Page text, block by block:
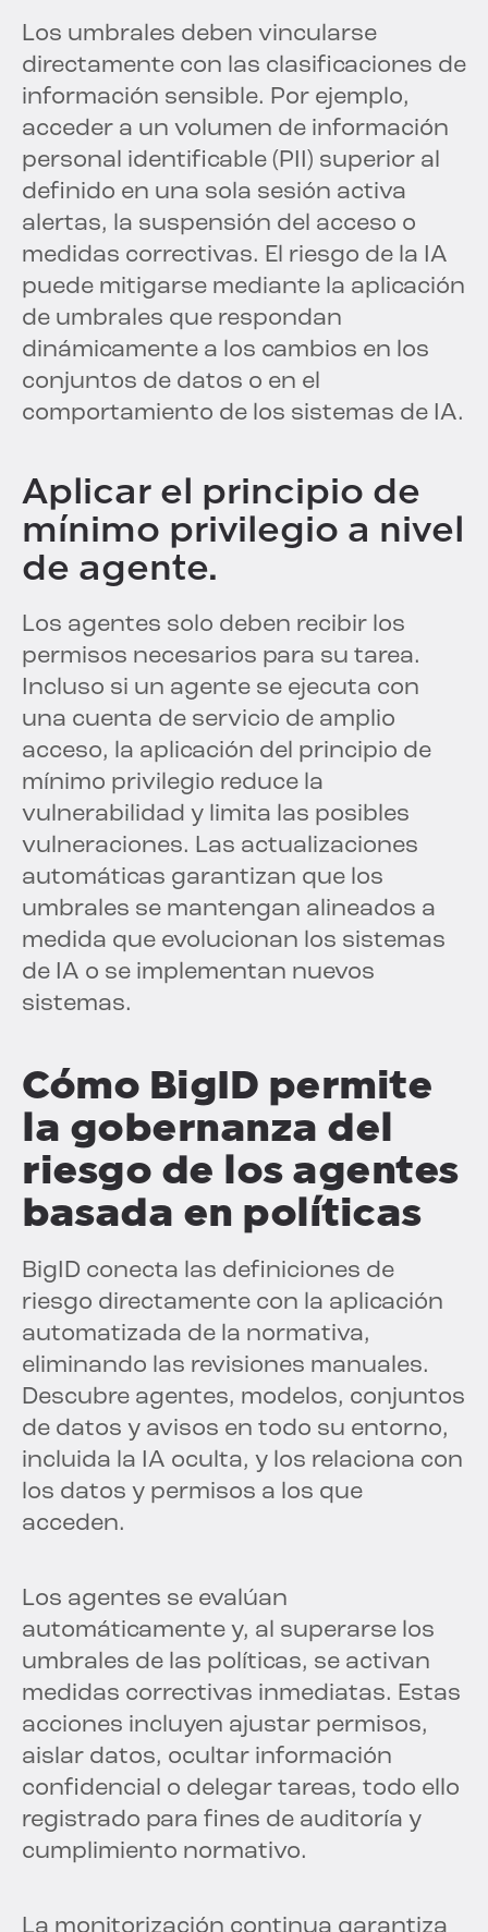
Los umbrales deben vincularse
directamente con las clasificaciones de
información sensible. Por ejemplo,
acceder a un volumen de información
personal identificable (PII) superior al
definido en una sola sesión activa
alertas, la suspensión del acceso o
medidas correctivas. El riesgo de la IA
puede mitigarse mediante la aplicación
de umbrales que respondan
dinámicamente a los cambios en los
conjuntos de datos o en el
comportamiento de los sistemas de IA.
Aplicar el principio de
mínimo privilegio a nivel
de agente.
Los agentes solo deben recibir los
permisos necesarios para su tarea.
Incluso si un agente se ejecuta con
una cuenta de servicio de amplio
acceso, la aplicación del principio de
mínimo privilegio reduce la
vulnerabilidad y limita las posibles
vulneraciones. Las actualizaciones
automáticas garantizan que los
umbrales se mantengan alineados a
medida que evolucionan los sistemas
de IA o se implementan nuevos
sistemas.
Cómo BigID permite
la gobernanza del
riesgo de los agentes
basada en políticas
BigID conecta las definiciones de
riesgo directamente con la aplicación
automatizada de la normativa,
eliminando las revisiones manuales.
Descubre agentes, modelos, conjuntos
de datos y avisos en todo su entorno,
incluida la IA oculta, y los relaciona con
los datos y permisos a los que
acceden.
Los agentes se evalúan
automáticamente y, al superarse los
umbrales de las políticas, se activan
medidas correctivas inmediatas. Estas
acciones incluyen ajustar permisos,
aislar datos, ocultar información
confidencial o delegar tareas, todo ello
registrado para fines de auditoría y
cumplimiento normativo.